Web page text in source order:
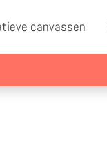
canvassen